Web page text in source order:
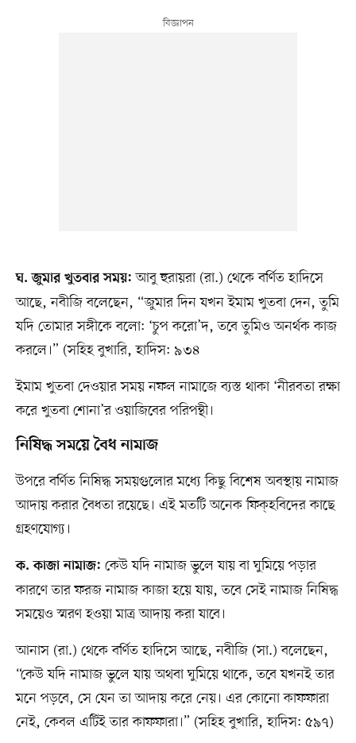
ঘ. জুমার খুতবার সময়: আবু হুরায়রা (রা.) থেকে বর্ণিত হাদিসে
আছে, নবীজি বলেছেন, “জুমার দিন যখন ইমাম খুতবা দেন, তুমি
যদি তোমার সঙ্গীকে বলো: ‘চুপ করো’দ, তবে তুমিও অনর্থক কাজ
করলে।” (সহিহ বুখারি, হাদিস: ৯৩৪
ইমাম খুতবা দেওয়ার সময় নফল নামাজে ব্যস্ত থাকা ‘নীরবতা রক্ষা
করে খুতবা শোনা’র ওয়াজিবের পরিপন্থী।
নিষিদ্ধ সময়ে বৈধ নামাজ
উপরে বর্ণিত নিষিদ্ধ সময়গুলোর মধ্যে কিছু বিশেষ অবস্থায় নামাজ
আদায় করার বৈধতা রয়েছে। এই মতটি অনেক ফিক্‌হবিদের কাছে
গ্রহণযোগ্য।
ক. কাজা নামাজ: কেউ যদি নামাজ ভুলে যায় বা ঘুমিয়ে পড়ার
কারণে তার ফরজ নামাজ কাজা হয়ে যায়, তবে সেই নামাজ নিষিদ্ধ
সময়েও স্মরণ হওয়া মাত্র আদায় করা যাবে।
আনাস (রা.) থেকে বর্ণিত হাদিসে আছে, নবীজি (সা.) বলেছেন,
“কেউ যদি নামাজ ভুলে যায় অথবা ঘুমিয়ে থাকে, তবে যখনই তার
মনে পড়বে, সে যেন তা আদায় করে নেয়। এর কোনো কাফফারা
নেই, কেবল এটিই তার কাফফারা।” (সহিহ বুখারি, হাদিস: ৫৯৭)